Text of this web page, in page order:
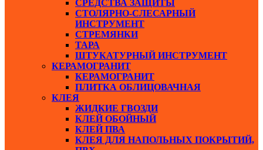
СРЕДСТВА ЗАЩИТЫ
СТОЛЯРНО-СЛЕСАРНЫЙ
ИНСТРУМЕНТ
СТРЕМЯНКИ
ТАРА
ШТУКАТУРНЫЙ ИНСТРУМЕНТ
КЕРАМОГРАНИТ
КЕРАМОГРАНИТ
ПЛИТКА ОБЛИЦОВАЧНАЯ
КЛЕЯ
ЖИДКИЕ ГВОЗДИ
КЛЕЙ ОБОЙНЫЙ
КЛЕЙ ПВА
КЛЕЯ ДЛЯ НАПОЛЬНЫХ ПОКРЫТИЙ,